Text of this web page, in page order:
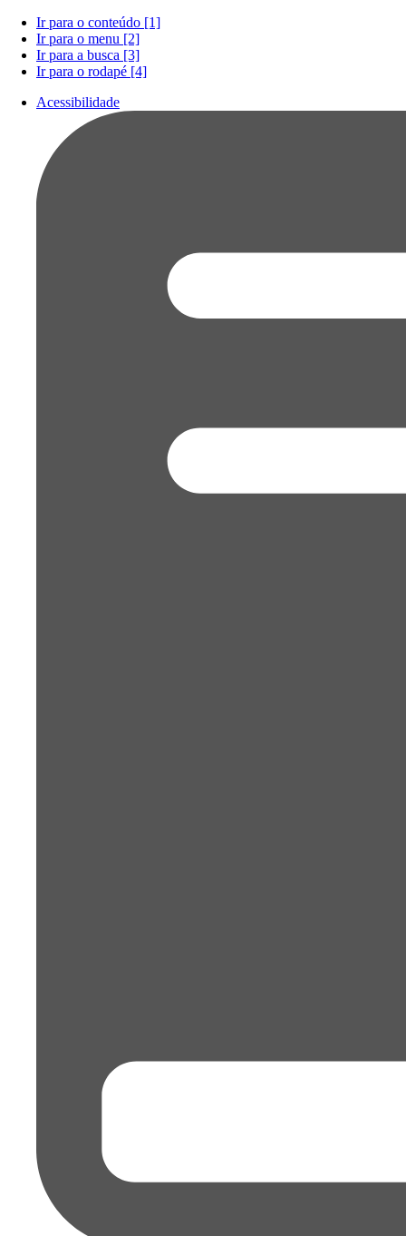
Ir para o conteúdo [1]
Ir para o menu [2]
Ir para a busca [3]
Ir para o rodapé [4]
Acessibilidade